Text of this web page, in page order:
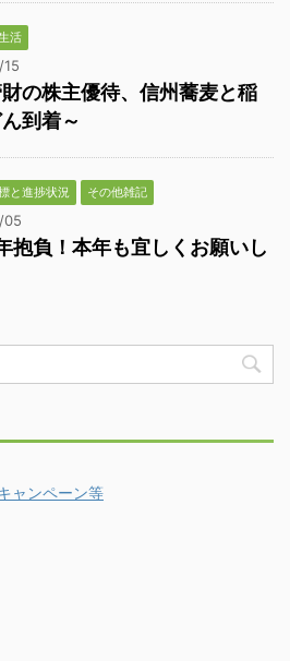
活
財の株主優待、信州蕎麦と稲
到着～
と進捗状況 その他雑記
05
抱負！本年も宜しくお願いし
ャンペーン等